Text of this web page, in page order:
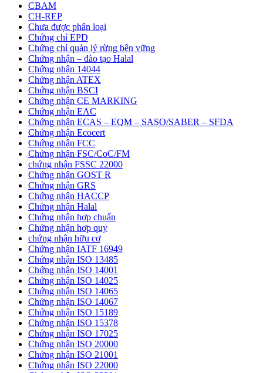
CBAM
CH-REP
Chưa được phân loại
Chứng chỉ EPD
Chứng chỉ quản lý rừng bên vững
Chứng nhận – đào tạo Halal
Chứng nhận 14044
Chứng nhận ATEX
Chứng nhận BSCI
Chứng nhận CE MARKING
Chứng nhận EAC
Chứng nhận ECAS – EQM – SASO/SABER – SFDA
Chứng nhận Ecocert
Chứng nhận FCC
Chứng nhận FSC/CoC/FM
chứng nhận FSSC 22000
Chứng nhận GOST R
Chứng nhận GRS
Chứng nhận HACCP
Chứng nhận Halal
Chứng nhận hợp chuẩn
Chứng nhận hơp quy
chứng nhận hữu cơ
Chứng nhận IATF 16949
Chứng nhận ISO 13485
Chứng nhận ISO 14001
Chứng nhận ISO 14025
Chứng nhận ISO 14065
Chứng nhận ISO 14067
Chứng nhận ISO 15189
Chứng nhận ISO 15378
Chứng nhận ISO 17025
Chứng nhận ISO 20000
Chứng nhận ISO 21001
Chứng nhận ISO 22000